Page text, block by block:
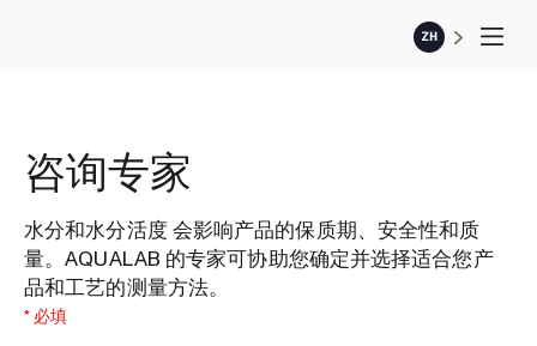
ZH
咨询专家
水分和水分活度 会影响产品的保质期、安全性和质
量。AQUALAB 的专家可协助您确定并选择适合您产
品和工艺的测量方法。
* 必填